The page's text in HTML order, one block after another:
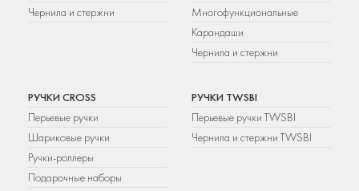
Чернила и стержни
Многофункциональные
Карандаши
Чернила и стержни
РУЧКИ CROSS
Перьевые ручки
Шариковые ручки
Ручки-роллеры
Подарочные наборы
РУЧКИ TWSBI
Перьевые ручки TWSBI
Чернила и стержни TWSBI